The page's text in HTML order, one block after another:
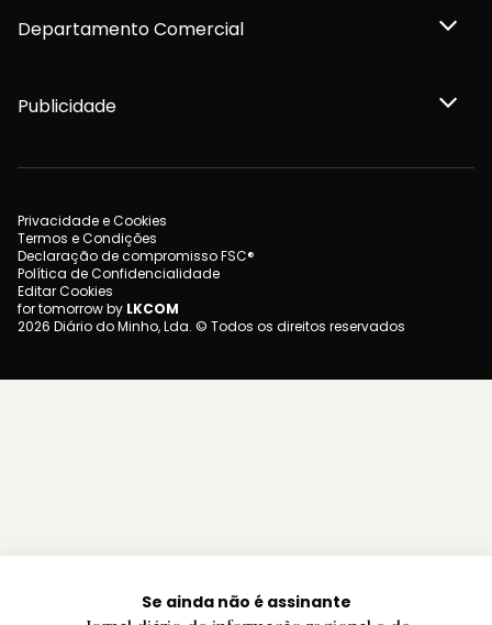
Se ainda não é assinante
Departamento Comercial
Publicidade
Privacidade e Cookies
Termos e Condições
Declaração de compromisso FSC®
Política de Confidencialidade
Editar Cookies
for tomorrow by LKCOM
2026 Diário do Minho, Lda. © Todos os direitos reservados